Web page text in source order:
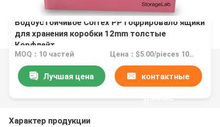
Водоустойчивое Correx PP гофрировало ящики
для хранения коробки 12mm толстые
Корфлейт
MOQ：10 частей Цена：$5.00/pieces 10-1999 pieces
Лучшая цена контактные
данные
Характер продукции